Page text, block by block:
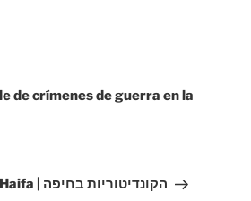
de crímenes de guerra en la
Las pastelerias de Haifa | הקונדיטוריות בחיפה